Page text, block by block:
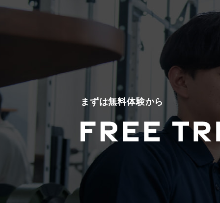
まずは無料体験から